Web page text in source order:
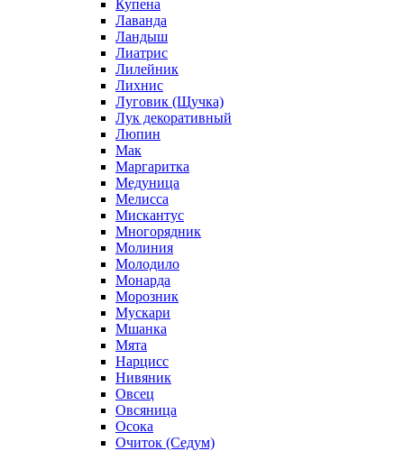
Купена
Лаванда
Ландыш
Лиатрис
Лилейник
Лихнис
Луговик (Щучка)
Лук декоративный
Люпин
Мак
Маргаритка
Медуница
Мелисса
Мискантус
Многорядник
Молиния
Молодило
Монарда
Морозник
Мускари
Мшанка
Мята
Нарцисс
Нивяник
Овсец
Овсяница
Осока
Очиток (Седум)